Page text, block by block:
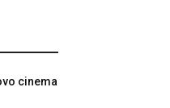
cinema